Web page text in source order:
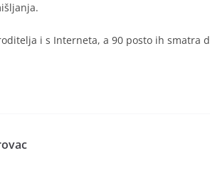
i s Interneta, a 90 posto ih smatra